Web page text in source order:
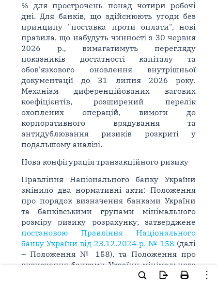
% для прострочень понад чотири робочі
дні. Для банків, що здійснюють угоди без
принципу "поставка проти оплати", нові
правила, що набудуть чинності з 30 червня
2026 р., вимагатимуть перегляду
показників достатності капіталу та
обов'язкового оновлення внутрішньої
документації до 31 липня 2026 року.
Механізм диференційованих вагових
коефіцієнтів, розширений перелік
охоплених операцій, вимоги до
корпоративного врядування та
антидублювання ризиків розкриті у
подальшому аналізі.
Нова конфігурація транзакційного ризику
Правління Національного банку України
змінило два нормативні акти: Положення
про порядок визначення банками України
та банківськими групами мінімального
розміру ризику розрахунку, затверджене
постановою Правління Національного
банку України від 23.12.2024 р. № 158 (далі
– Положення № 158), та Положення про
визначення банками України мінімального
розміру експозицій, зважених за